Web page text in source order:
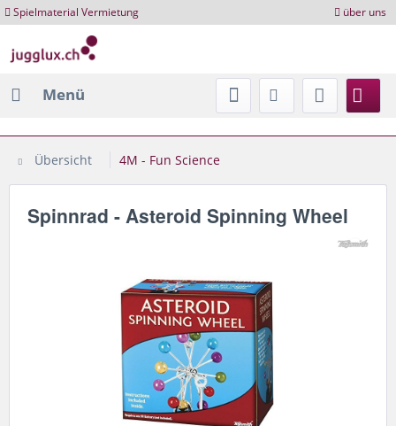
Spielmaterial Vermietung über uns
Menü
Übersicht 4M - Fun Science
Spinnrad - Asteroid Spinning Wheel